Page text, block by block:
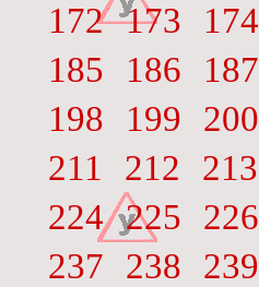
172 173 174
185
186 187
198
199 200
211
212 213
224 225 226
237
238 239